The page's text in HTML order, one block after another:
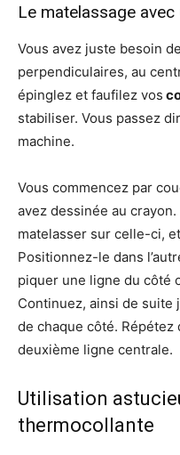
Le matelassage avec
Vous avez juste besoin
perpendiculaires, au
épinglez et faufilez vos
stabiliser. Vous passez
machine.
Vous commencez par
avez dessinée au
matelasser sur celle-ci,
Positionnez-le dans
piquer une ligne du côté
Continuez, ainsi de suite
de chaque côté.
deuxième ligne centrale.
Utilisation
thermocollante